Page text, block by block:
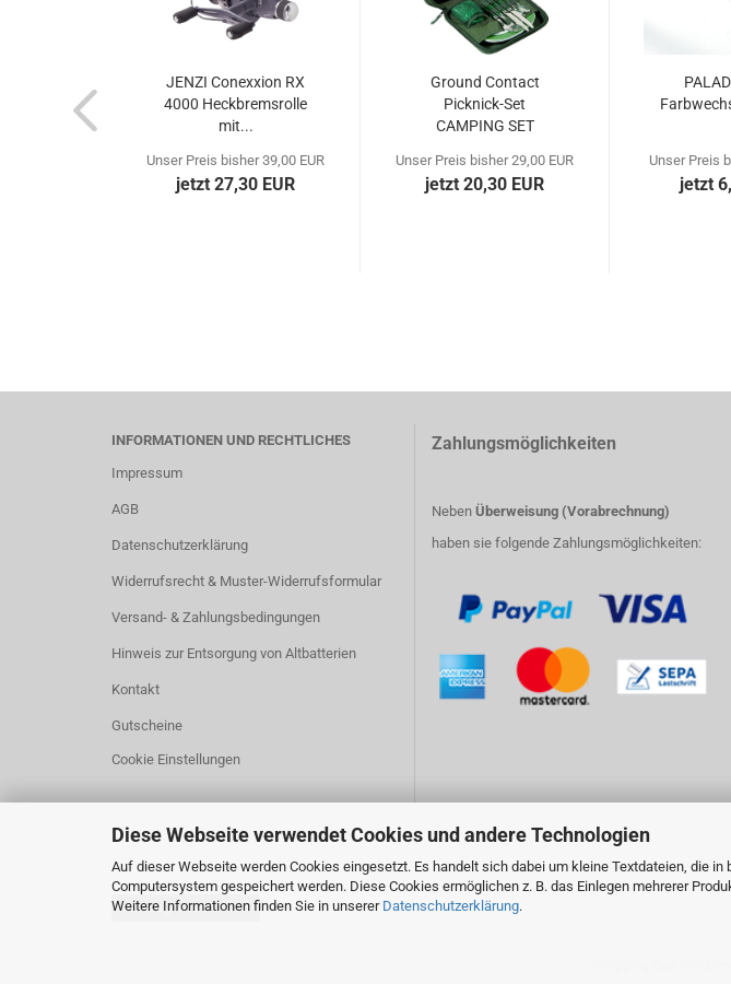
Diese Webseite verwendet Cookies und andere Technologien
Auf dieser Webseite werden Cookies eingesetzt. Es handelt sich dabei um kleine Textdateien, die
Computersystem gespeichert werden. Diese Cookies ermöglichen z. B. das Einlegen mehrerer
Weitere Informationen finden Sie in unserer Datenschutzerklärung.
JENZI Conexxion RX
4000 Heckbremsrolle
mit...
Unser Preis bisher 39,00 EUR
jetzt 27,30 EUR
Ground Contact
Picknick-Set
CAMPING SET
Unser Preis bisher 29,00 EUR
jetzt 20,30 EUR
Unser Preis
jetzt
INFORMATIONEN UND RECHTLICHES
Impressum
AGB
Datenschutzerklärung
Widerrufsrecht & Muster-Widerrufsformular
Versand- & Zahlungsbedingungen
Hinweis zur Entsorgung von Altbatterien
Kontakt
Gutscheine
Cookie Einstellungen
Zahlungsmöglichkeiten
NebenÜberweisung (Vorabrechnung)
haben sie folgende Zahlungsmöglichkeiten:
Vertrag widerrufen